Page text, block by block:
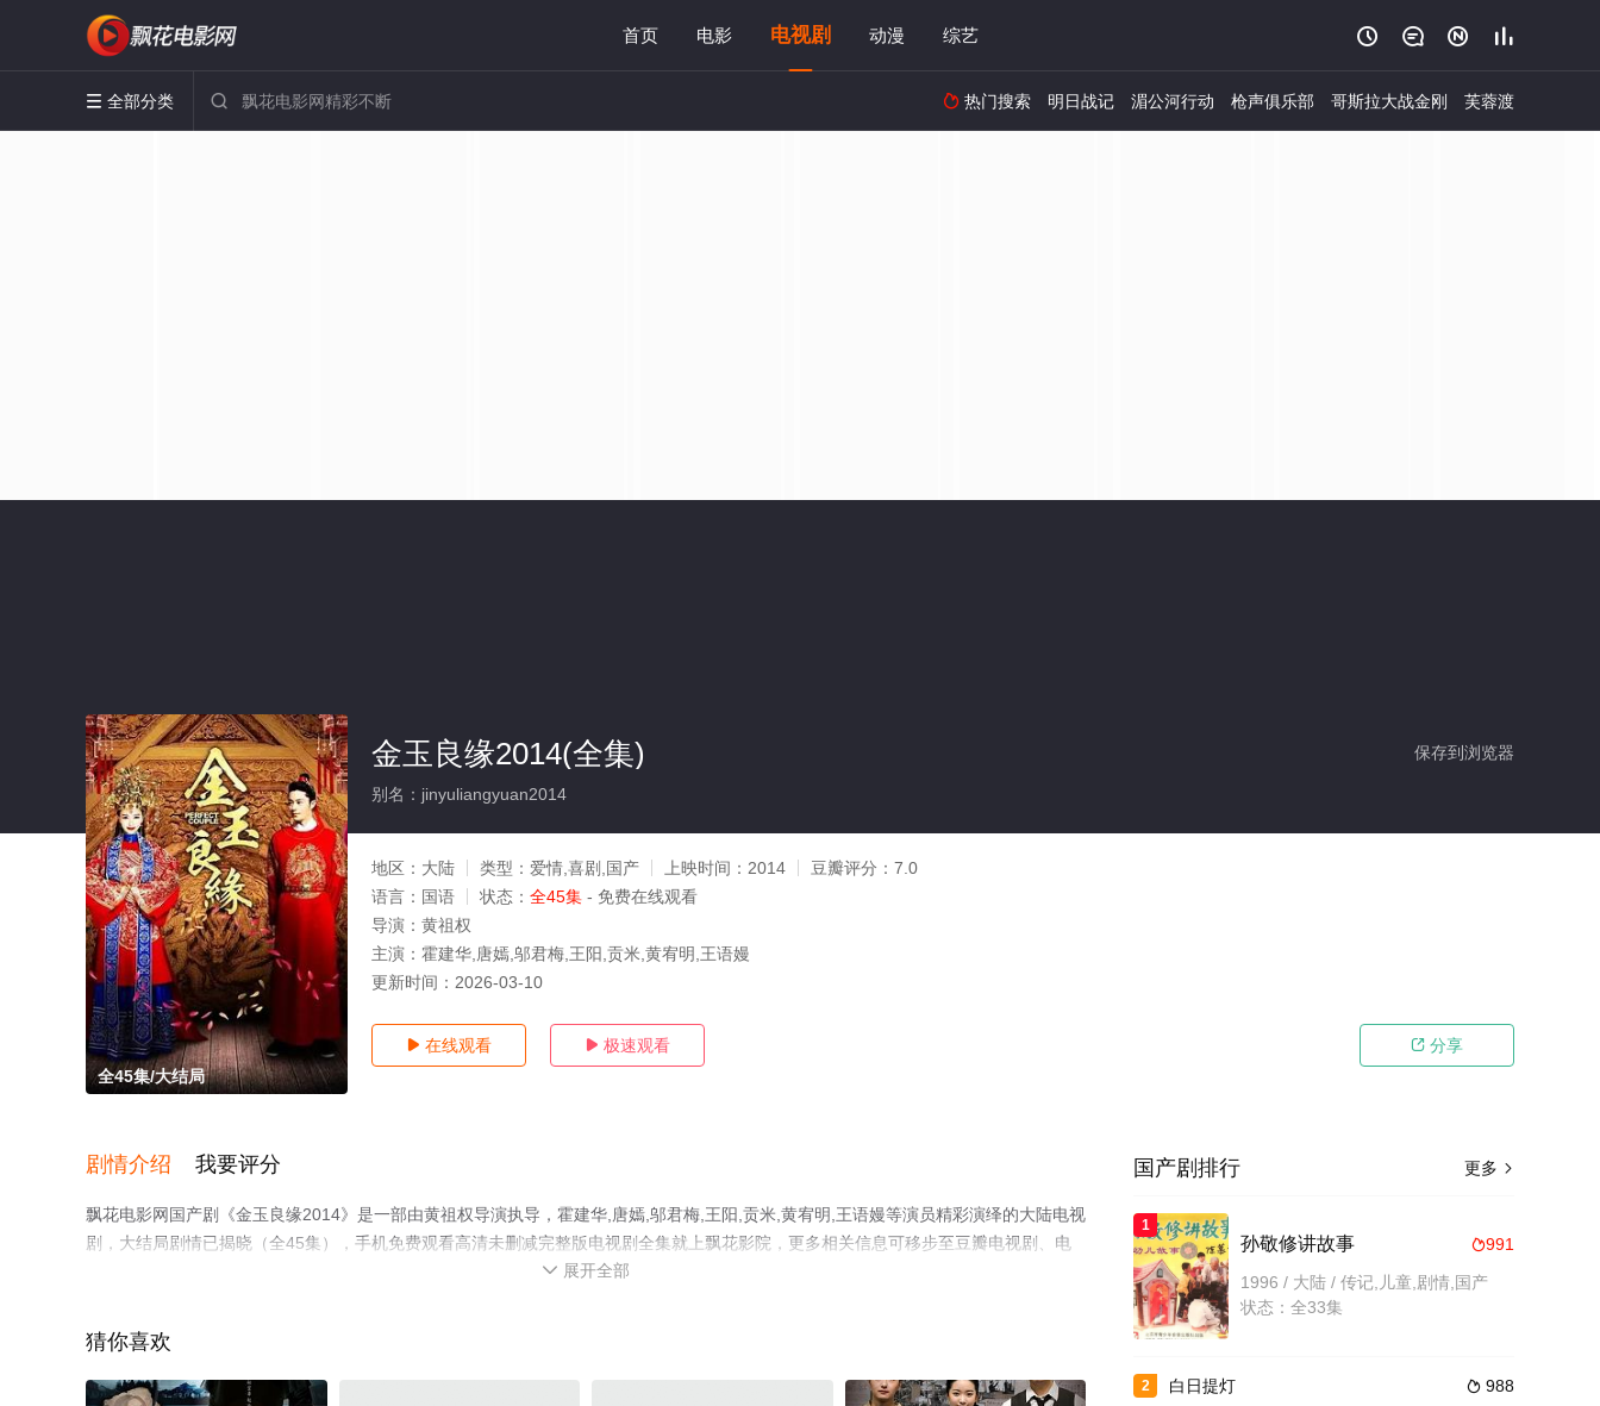
首页 电影 电视剧 动漫 综艺    
 全部分类   热门搜索 明日战记 湄公河行动 枪声俱乐部 哥斯拉大战金刚 芙蓉渡
全45集/大结局
保存到浏览器
金玉良缘2014(全集)
别名：jinyuliangyuan2014
地区： 大陆 类型： 爱情,喜剧,国产 上映时间： 2014 豆瓣评分： 7.0
语言： 国语 状态： 全45集 - 免费在线观看
导演： 黄祖权
主演： 霍建华,唐嫣,邬君梅,王阳,贡米,黄宥明,王语嫚
更新时间： 2026-03-10
 在线观看  极速观看  分享
剧情介绍 我要评分
飘花电影网国产剧《金玉良缘2014》是一部由黄祖权导演执导，霍建华,唐嫣,邬君梅,王阳,贡米,黄宥明,王语嫚等演员精彩演绎的大陆电视
剧，大结局剧情已揭晓（全45集），手机免费观看高清未删减完整版电视剧全集就上飘花影院，更多相关信息可移步至豆瓣电视剧、电
。
 展开全部
猜你喜欢
更多 
国产剧排行
1
991
孙敬修讲故事
1996 / 大陆 / 传记,儿童,剧情,国产
状态：全33集
2  988
白日提灯